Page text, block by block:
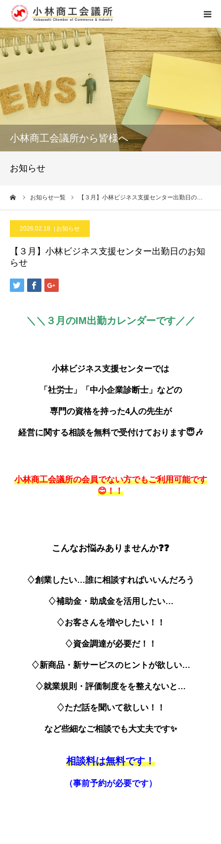
小林商工会議所から皆様へ
お知らせ
お知らせ一覧 【３月】小林ビジネス支援センター出勤日の…
2026.02.18 お知らせ
【３月】小林ビジネス支援センター出勤日のお知
らせ
＼＼３月のIM出勤カレンダーです／／
小林ビジネス支援センターでは
「社労士」「中小企業診断士」などの
専門の資格を持った4人の先生が
経営に関する相談を無料で受付けております😇🎶
小林商工会議所の会員でない方でもご利用可能です
😊！！
こんなお悩みありませんか❓❓
♢創業したい…誰に相談すればいいんだろう
♢補助金・助成金を活用したい…
♢お客さんを増やしたい！！
♢資金調達が必要だ！！
♢新商品・新サービスのヒントが欲しい…
♢就業規則・評価制度をを整えないと…
♢ただ話を聞いて欲しい！！
など些細なご相談でも大丈夫です✨
相談料は無料です！
（事前予約が必要です）
ホーム
アクセス
個人情報保護
0984-23-4121